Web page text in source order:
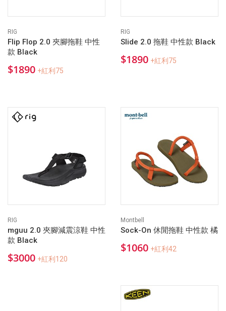
RIG
Flip Flop 2.0 夾腳拖鞋 中性
款 Black
$1890 +紅利75
RIG
Slide 2.0 拖鞋 中性款 Black
$1890 +紅利75
RIG
mguu 2.0 夾腳減震涼鞋 中性
款 Black
$3000 +紅利120
Montbell
Sock-On 休閒拖鞋 中性款 橘
$1060 +紅利42